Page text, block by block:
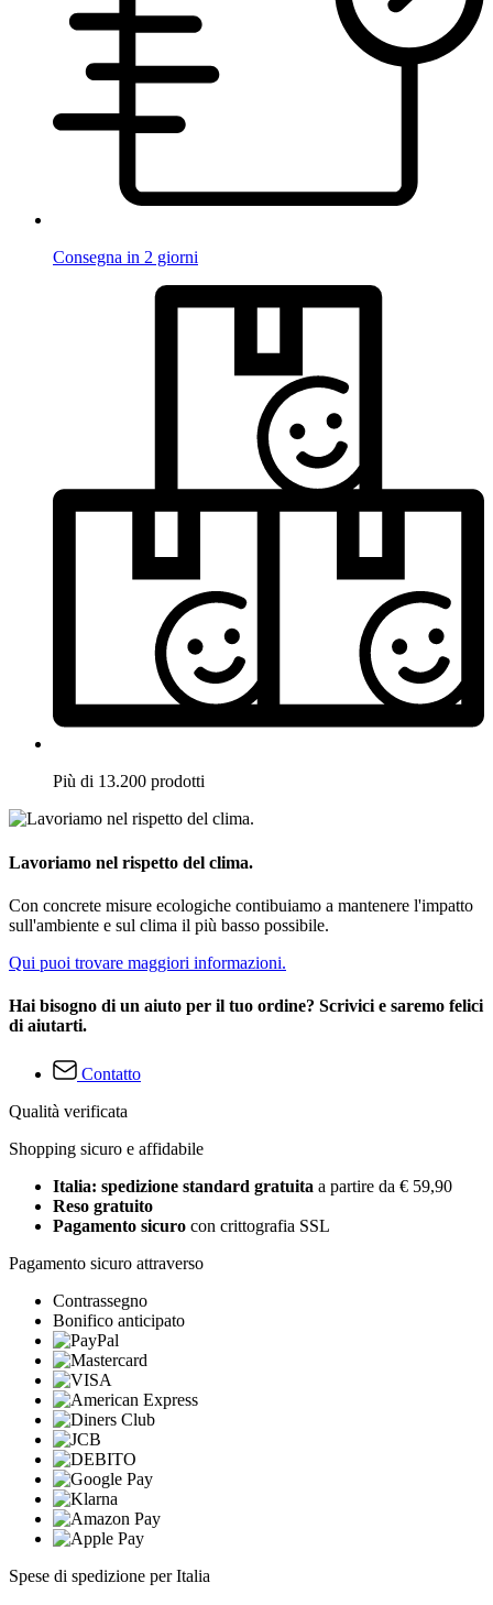
Consegna in 2 giorni
Più di 13.200 prodotti
Lavoriamo nel rispetto del clima.
Con concrete misure ecologiche contibuiamo a mantenere l'impatto
sull'ambiente e sul clima il più basso possibile.
Qui puoi trovare maggiori informazioni.
Hai bisogno di un aiuto per il tuo ordine? Scrivici e saremo felici
di aiutarti.
Contatto
Qualità verificata
Shopping sicuro e affidabile
Italia: spedizione standard gratuita a partire da € 59,90
Reso gratuito
Pagamento sicuro con crittografia SSL
Pagamento sicuro attraverso
Contrassegno
Bonifico anticipato
Spese di spedizione per Italia